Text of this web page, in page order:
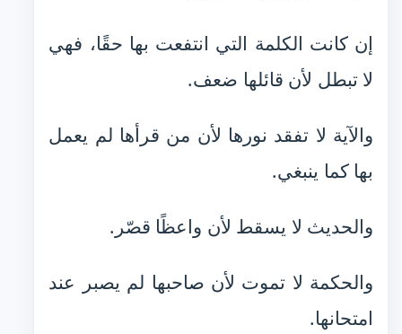
إن كانت الكلمة التي انتفعت بها حقًا، فهي
لا تبطل لأن قائلها ضعف.
والآية لا تفقد نورها لأن من قرأها لم يعمل
بها كما ينبغي.
والحديث لا يسقط لأن واعظًا قصّر.
والحكمة لا تموت لأن صاحبها لم يصبر عند
امتحانها.